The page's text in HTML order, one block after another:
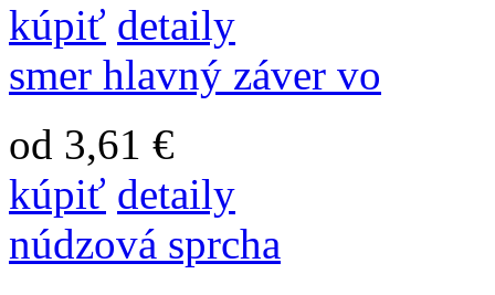
kúpiť detaily
smer hlavný záver vo
od 3,61 €
kúpiť detaily
núdzová sprcha